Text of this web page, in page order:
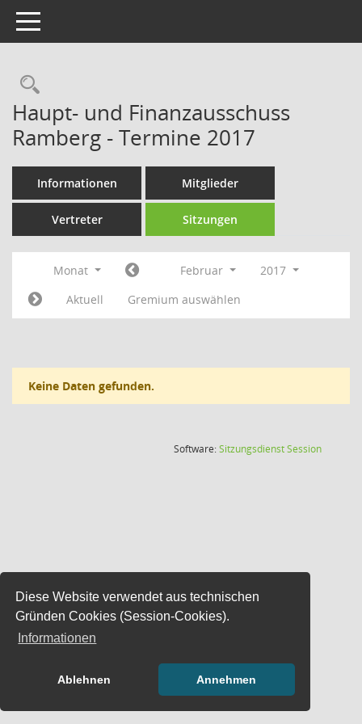
Diese Website verwendet aus technischen
Gründen Cookies (Session-Cookies).
Informationen
Ablehnen Annehmen
Toggle navigation
Rechercheauswahl
Haupt- und Finanzausschuss
Ramberg - Termine 2017
Informationen Mitglieder
Vertreter Sitzungen
Monat Februar
2017
Aktuell
Gremium auswählen
Keine Daten gefunden.
Software:SitzungsdienstSession(Wird in